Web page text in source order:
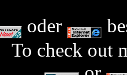
oder
To check out